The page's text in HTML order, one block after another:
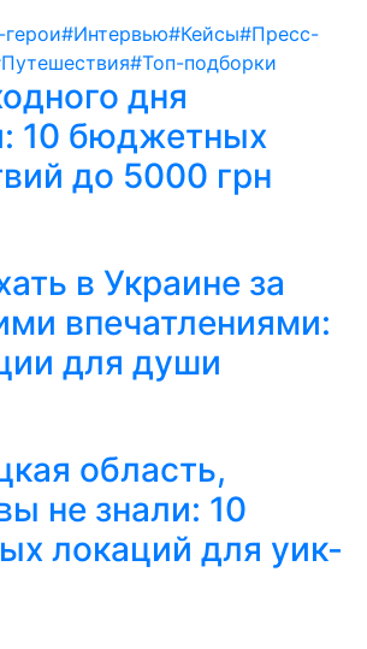
#Интервью#Кейсы#Пресс-
#Топ-подборки
дня
10 бюджетных
до 5000 грн
в Украине за
впечатлениями:
для души
область,
не знали: 10
локаций для уик-